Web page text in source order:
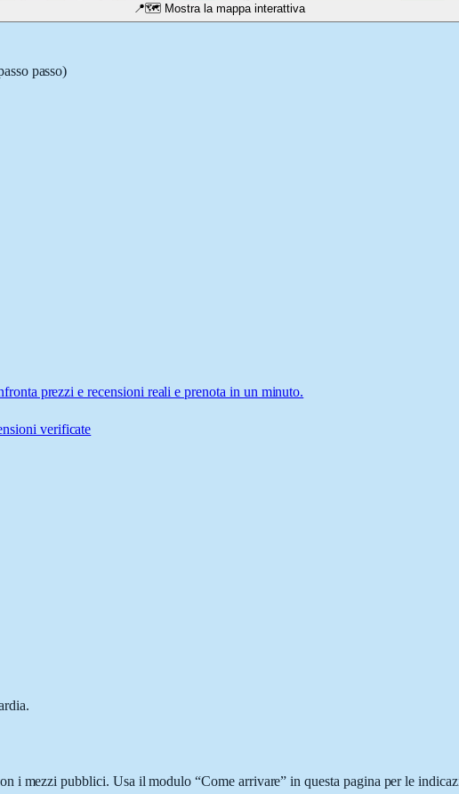
📍🗺️ Mostra la mappa interattiva
passo)
prezzi e recensioni reali e prenota in un minuto.
verificate
i mezzi pubblici. Usa il modulo “Come arrivare” in questa pagina per le